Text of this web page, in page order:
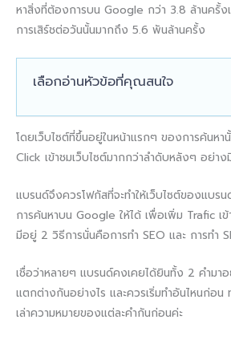
หาสิ่งที่ต้องการบน Google กว่า 3.8 ล้านครั้ง
การเสิร์ชต่อวันนั้นมากถึง 5.6 พันล้านครั้ง
เลือกอ่านหัวข้อที่คุณสนใจ
โดยเว็บไซต์ที่ขึ้นอยู่ในหน้าแรกๆ ของการค้นหา
Click เข้าชมเว็บไซต์มากกว่าลำดับหลังๆ อย่า
แบรนด์จึงควรโฟกัสที่จะทำให้เว็บไซต์ของแบร
การค้นหาบน Google ให้ได้ เพื่อเพิ่ม Trafic เ
มีอยู่ 2 วิธีการนั่นคือการทำ SEO และ การทำ
เชื่อว่าหลายๆ แบรนด์คงเคยได้ยินทั้ง 2 คำมา
แตกต่างกันอย่างไร และควรเริ่มทำอันไหนก่อ
เล่าความหมายของแต่ละคำกันก่อนค่ะ